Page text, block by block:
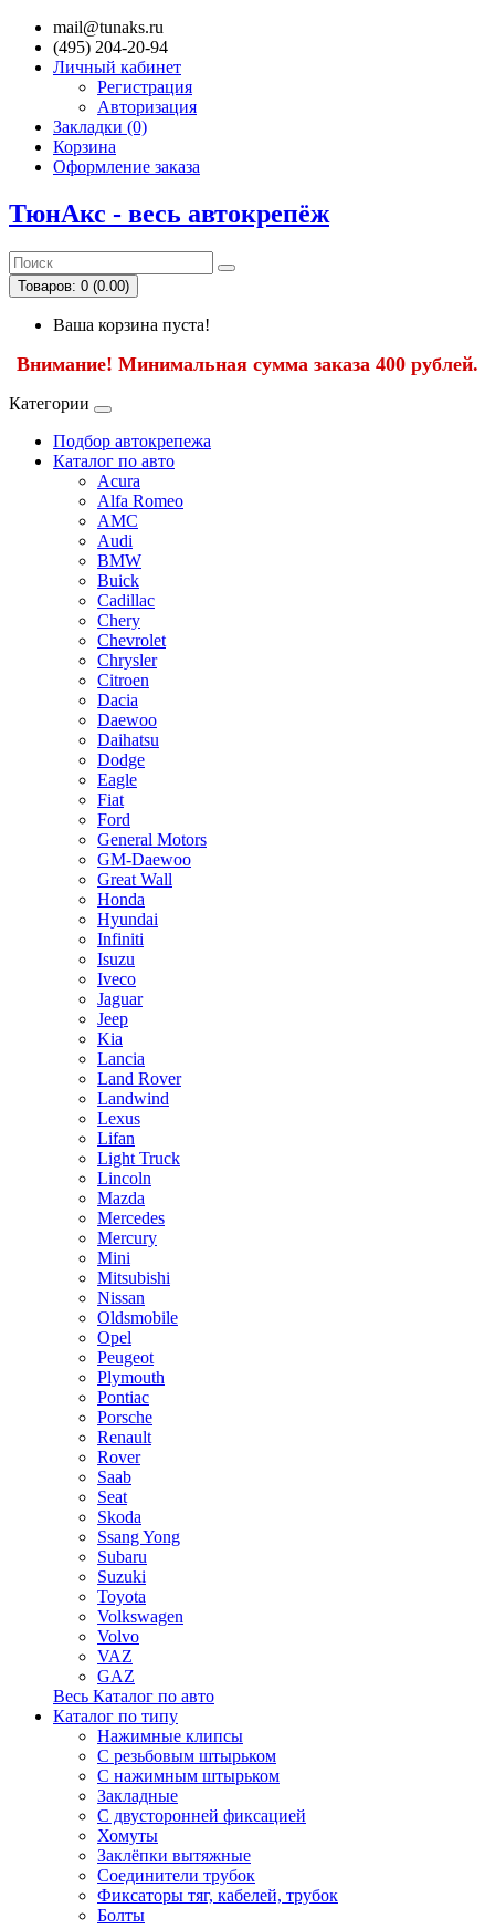
mail@tunaks.ru
(495) 204-20-94
Личный кабинет
Регистрация
Авторизация
Закладки (0)
Корзина
Оформление заказа
ТюнАкс - весь автокрепёж
Товаров: 0 (0.00)
Ваша корзина пуста!
Внимание! Минимальная сумма заказа 400 рублей.
Категории
Подбор автокрепежа
Каталог по авто
Acura
Alfa Romeo
AMC
Audi
BMW
Buick
Cadillac
Chery
Chevrolet
Chrysler
Citroen
Dacia
Daewoo
Daihatsu
Dodge
Eagle
Fiat
Ford
General Motors
GM-Daewoo
Great Wall
Honda
Hyundai
Infiniti
Isuzu
Iveco
Jaguar
Jeep
Kia
Lancia
Land Rover
Landwind
Lexus
Lifan
Light Truck
Lincoln
Mazda
Mercedes
Mercury
Mini
Mitsubishi
Nissan
Oldsmobile
Opel
Peugeot
Plymouth
Pontiac
Porsche
Renault
Rover
Saab
Seat
Skoda
Ssang Yong
Subaru
Suzuki
Toyota
Volkswagen
Volvo
VAZ
GAZ
Весь Каталог по авто
Каталог по типу
Нажимные клипсы
С резьбовым штырьком
С нажимным штырьком
Закладные
С двусторонней фиксацией
Хомуты
Заклёпки вытяжные
Соединители трубок
Фиксаторы тяг, кабелей, трубок
Болты